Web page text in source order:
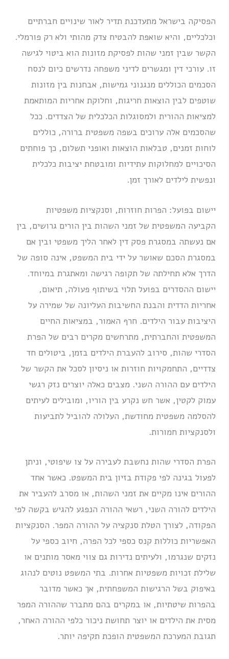
הפסיקה בישראל מתעדכנת תדיר לאור שינויים חברתיים
וכלכליים, והיא שואפת להבטיח צדק מהותי ולא רק פורמלי.
הקשר שבין זמני שהות לפסיקת מזונות הוא ביטוי לגישה
זו. עורכי דין ומגשרים לדיני משפחה נדרשים כיום לנסח
הסכמים הכוללים מנגנוני גמישות, אבחנות בין מזונות
שוטפים לבין הוצאות חריגות, וחלוקת אחריות המותאמת
למציאות ההורית ולמסוגלות הכלכלית של הצדדים. ככל
שהסכמים אלה ערוכים בשפה משפטית ברורה, כוללים
לוחות זמנים, טבלאות הוצאות ואופני תשלום, כך פוחתים
הסיכויים למחלוקות עתידיות ומובטחת יציבות כלכלית
ונפשית לילדים לאורך זמן.
יישום בפועל: הפרות חוזרות, וסנקציות משפטיות
הקביעה המשפטית של זמני השהות בין הורים גרושים, בין
אם נעשתה במסגרת פסק דין לאחר הליך משפטי ובין אם
במסגרת הסכם שאושר על ידי בית המשפט, אינה סופה של
הדרך אלא תחילתה של תקופה רגישה ומאתגרת במיוחד.
יישום ההסדרים בפועל תלוי בשיתוף פעולה, תיאום,
אחריות הדדית והבנת החשיבות העליונה של שמירה על
היציבות עבור הילדים. חרף האמור, במציאות החיים
המשפטית והחברתית, מתרחשים מקרים רבים של הפרת
הסדרי שהות, סירוב להעברת הילדים בזמן, ביטולים חד
צדדיים, התחמקויות חוזרות או ניסיון לסכל את הקשר של
הילדים עם ההורה השני. מצבים כאלה יוצרים נזק רגשי
עמוק לקטין, אשר חש נקרע בין הוריו, ומובילים לעיתים
להסלמה משפטית מחודשת, העלולה להוביל לתביעות
ולסנקציות חמורות.
הפרת הסדרי שהות נחשבת לעבירה על צו שיפוטי, וניתן
לפעול בגינה לפי פקודת בזיון בית המשפט. כאשר אחד
ההורים אינו מקיים את זמני השהות, או מסרב להעביר את
הילדים להורה השני, רשאי ההורה הנפגע להגיש בקשה לפי
הפקודה, לצורך הטלת סנקציה על ההורה המפר. הסנקציות
האפשריות כוללות קנס כספי לכל הפרה, חיוב כספי על
נזקים שנגרמו, ולעיתים נדירות גם צווי מאסר מותנים או
שלילת זכויות משפטיות אחרות. בתי המשפט נוטים לנהוג
באיפוק בשל הרגישות המשפחתית, אך כאשר מדובר
בהפרות שיטתיות, או במקרים בהם מתברר שההורה המפר
מסית את הילדים או יוצר תחושת ניכור כלפי ההורה האחר,
תגובת המערכת המשפטית הופכת תקיפה יותר.